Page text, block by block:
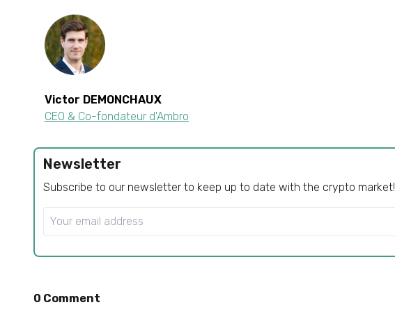
Victor DEMONCHAUX
CEO & Co-fondateur d'Ambro
Newsletter
Subscribe to our newsletter to keep up to date with the crypto market!
0 Comment